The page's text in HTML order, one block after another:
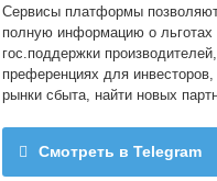
Сервисы платформы
полную информацию о льготах
гос.поддержки производителей,
преференциях для
рынки сбыта, найти новых
Смотреть в Telegram